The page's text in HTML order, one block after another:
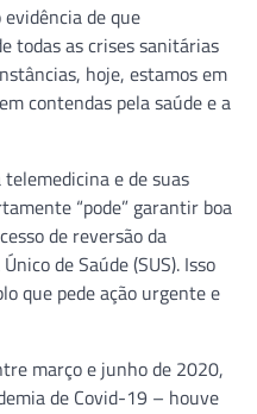
de que
todas as crises sanitárias
hoje, estamos em
contendas pela saúde e a
e de suas
“pode” garantir boa
de reversão da
de Saúde (SUS). Isso
que pede ação urgente e
março e junho de 2020,
de Covid-19 – houve